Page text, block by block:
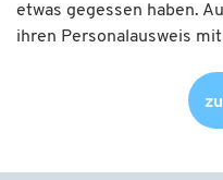
etwas gegessen haben.
ihren Personalausweis